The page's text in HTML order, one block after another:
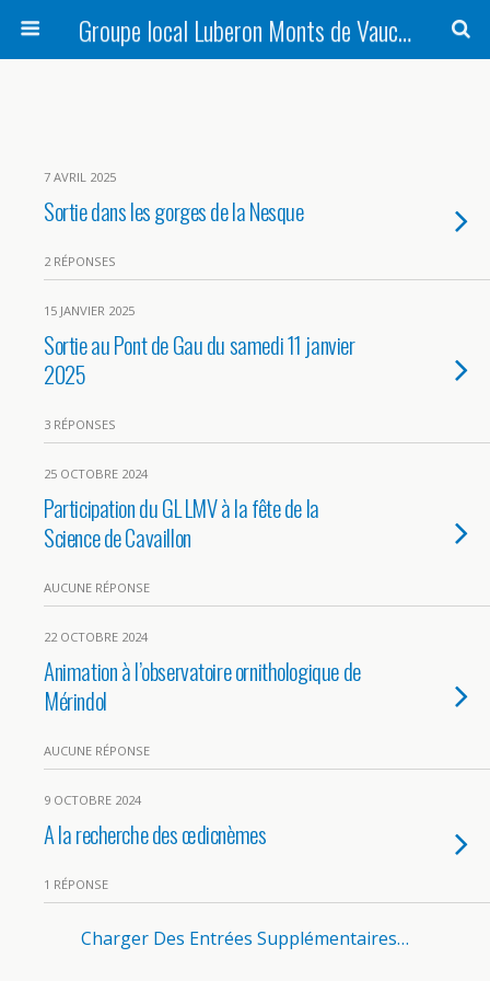
Groupe local Luberon Monts de Vaucluse
7 AVRIL 2025
Sortie dans les gorges de la Nesque
2 RÉPONSES
15 JANVIER 2025
Sortie au Pont de Gau du samedi 11 janvier
2025
3 RÉPONSES
25 OCTOBRE 2024
Participation du GL LMV à la fête de la
Science de Cavaillon
AUCUNE RÉPONSE
22 OCTOBRE 2024
Animation à l’observatoire ornithologique de
Mérindol
AUCUNE RÉPONSE
9 OCTOBRE 2024
A la recherche des œdicnèmes
1 RÉPONSE
Charger Des Entrées Supplémentaires…